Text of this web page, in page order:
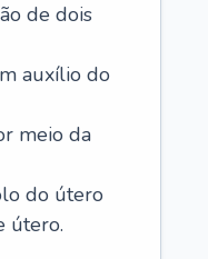
de dois
auxílio do
meio da
do útero
útero.